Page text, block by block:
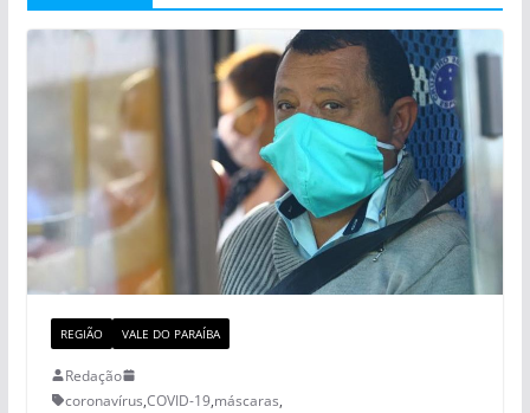
REGIÃO VALE DO PARAÍBA
Redação
coronavírus,COVID-19,máscaras,